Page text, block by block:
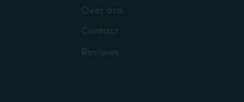
Over ons
Contact
Reviews